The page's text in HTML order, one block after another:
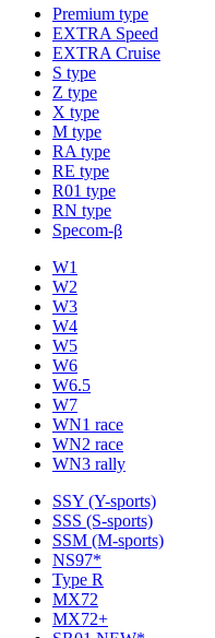
Premium type
EXTRA Speed
EXTRA Cruise
S type
Z type
X type
M type
RA type
RE type
R01 type
RN type
Specom-β
W1
W2
W3
W4
W5
W6
W6.5
W7
WN1 race
WN2 race
WN3 rally
SSY (Y-sports)
SSS (S-sports)
SSM (M-sports)
NS97*
Type R
MX72
MX72+